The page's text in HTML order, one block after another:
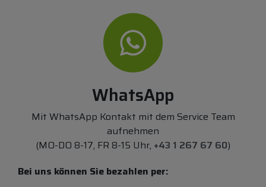
WhatsApp
Mit WhatsApp Kontakt mit dem Service Team
aufnehmen
(MO-DO 8-17, FR 8-15 Uhr, +43 1 267 67 60)
Bei uns können Sie bezahlen per: